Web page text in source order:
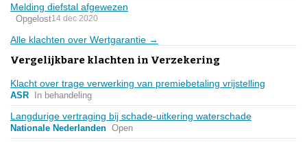
Melding diefstal afgewezen
Opgelost14 dec 2020
Alle klachten over Wertgarantie →
Vergelijkbare klachten in Verzekering
Klacht over trage verwerking van premiebetaling vrijstelling
ASR In behandeling
Langdurige vertraging bij schade-uitkering waterschade
Nationale Nederlanden Open